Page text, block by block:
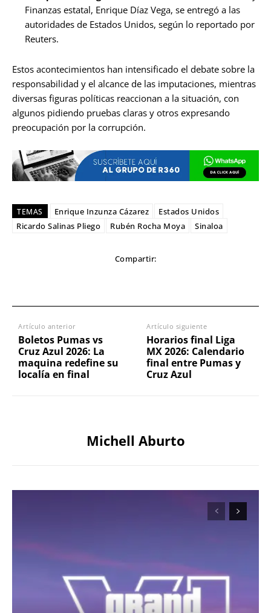
Finanzas estatal, Enrique Díaz Vega, se entregó a las
autoridades de Estados Unidos, según lo reportado por
Reuters.
Estos acontecimientos han intensificado el debate sobre la
responsabilidad y el alcance de las imputaciones, mientras
diversas figuras políticas reaccionan a la situación, con
algunos pidiendo pruebas claras y otros expresando
preocupación por la corrupción.
TEMAS Enrique Inzunza Cázarez
Estados Unidos
Ricardo Salinas Pliego
Rubén Rocha Moya Sinaloa
Compartir:
Artículo anterior
Boletos Pumas vs
Cruz Azul 2026: La
maquina redefine su
localía en final
Artículo siguiente
Horarios final Liga
MX 2026: Calendario
final entre Pumas y
Cruz Azul
Michell Aburto